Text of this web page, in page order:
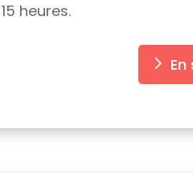
heures.